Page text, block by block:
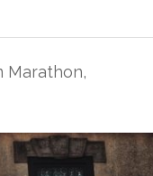
Marathon,